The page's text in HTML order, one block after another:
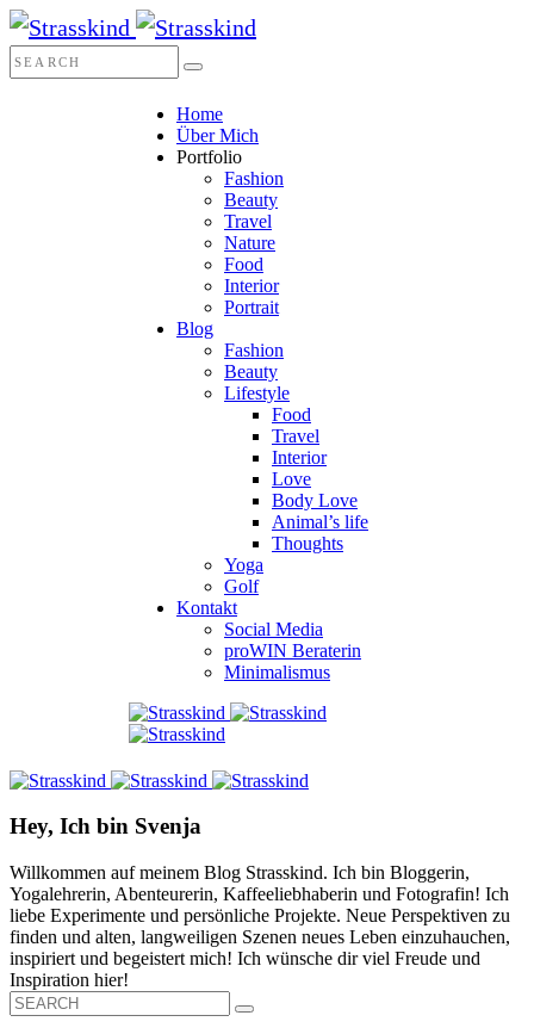
Home
Über Mich
Portfolio
Fashion
Beauty
Travel
Nature
Food
Interior
Portrait
Blog
Fashion
Beauty
Lifestyle
Food
Travel
Interior
Love
Body Love
Animal’s life
Thoughts
Yoga
Golf
Kontakt
Social Media
proWIN Beraterin
Minimalismus
Hey, Ich bin Svenja
Willkommen auf meinem Blog Strasskind. Ich bin Bloggerin,
Yogalehrerin, Abenteurerin, Kaffeeliebhaberin und Fotografin! Ich
liebe Experimente und persönliche Projekte. Neue Perspektiven zu
finden und alten, langweiligen Szenen neues Leben einzuhauchen,
inspiriert und begeistert mich! Ich wünsche dir viel Freude und
Inspiration hier!